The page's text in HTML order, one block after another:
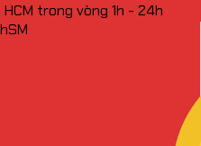
trong vòng 1h - 24h